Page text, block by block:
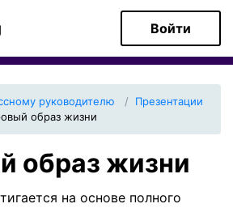
Войти
руководителю
Презентации
образ жизни
образ жизни
на основе полного